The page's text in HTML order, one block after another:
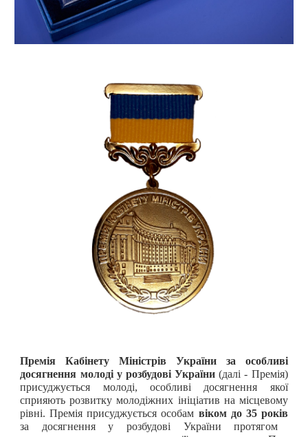
Премія Кабінету Міністрів України за особливі
досягнення молоді у розбудові України (далі - Премія)
присуджується молоді, особливі досягнення якої
сприяють розвитку молодіжних ініціатив на місцевому
рівні. Премія присуджується особам віком до 35 років
за досягнення у розбудові України протягом